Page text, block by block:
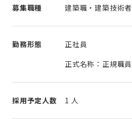
募集職種 建築職・建築技術者
勤務形態
正社員
正式名称：正規職員
採用予定人数 1 人